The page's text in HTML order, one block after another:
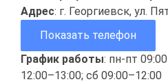
Адрес: г. Георгиевск, ул.
Показать телефон
График работы: пн-пт
12:00–13:00; сб 09:00–12:00